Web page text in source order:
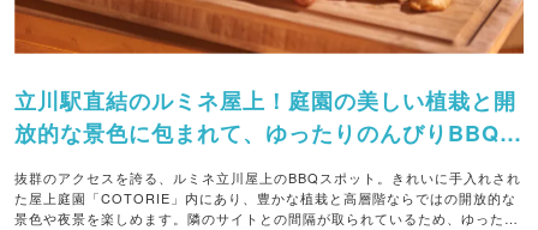
立川駅直結のルミネ屋上！庭園の美しい植栽と開
放的な景色に包まれて、ゆったりのんびりBBQを
楽しめる。
抜群のアクセスを誇る、ルミネ立川屋上のBBQスポット。きれいに手入れされ
た屋上庭園「COTORIE」内にあり、豊かな植栽と高層階ならではの開放的な
景色や夜景を楽しめます。隣のサイトとの間隔が取られているため、ゆったり